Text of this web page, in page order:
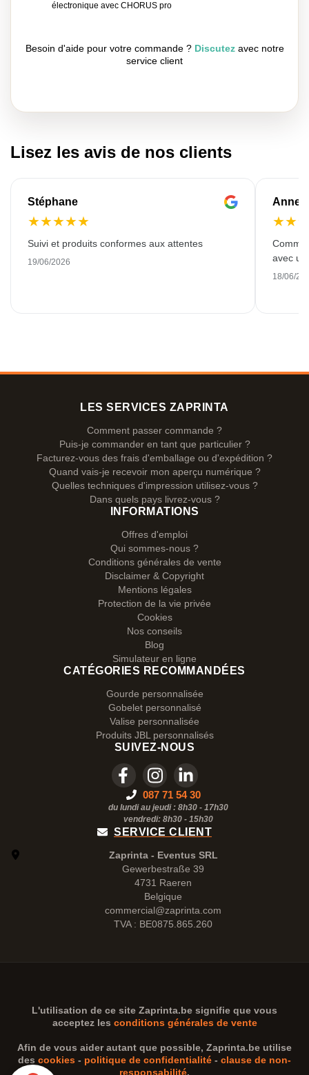
électronique avec CHORUS pro
Besoin d'aide pour votre commande ? Discutezavec notre
service client
Lisez les avis de nos clients
Stéphane
★★★★★
Suivi et produits conformes aux attentes
19/06/2026
Anne-
★★
avec
18/06/
LES SERVICES ZAPRINTA
Comment passer commande ?
Puis-je commander en tant que particulier ?
Facturez-vous des frais d'emballage ou d'expédition ?
Quand vais-je recevoir mon aperçu numérique ?
Quelles techniques d'impression utilisez-vous ?
Dans quels pays livrez-vous ?
INFORMATIONS
Offres d'emploi
Qui sommes-nous ?
Conditions générales de vente
Disclaimer & Copyright
Mentions légales
Protection de la vie privée
Cookies
Nos conseils
Blog
Simulateur en ligne
CATÉGORIES RECOMMANDÉES
Gourde personnalisée
Gobelet personnalisé
Valise personnalisée
Produits JBL personnalisés
SUIVEZ-NOUS
087 71 54 30
du lundi au jeudi : 8h30 - 17h30
vendredi: 8h30 - 15h30
SERVICE CLIENT
Zaprinta - Eventus SRL
Gewerbestraße 39
4731 Raeren
Belgique
commercial@zaprinta.com
TVA : BE0875.865.260
L'utilisation de ce site Zaprinta.be signifie que vous
acceptez les conditions générales de vente
Afin de vous aider autant que possible, Zaprinta.be utilise
des cookies - politique de confidentialité - clause de non-
responsabilité.